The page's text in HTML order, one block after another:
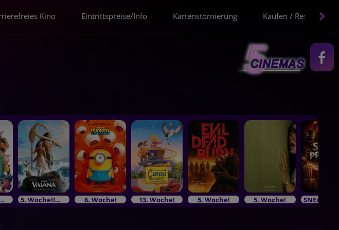
Kino Eintrittspreise/Info Kartenstornierung Kaufen / Reservieren
Bundesstart 5. Woche!Im Bundesstart 6. Woche! 13. Woche! 5. Woche! 5. Woche!